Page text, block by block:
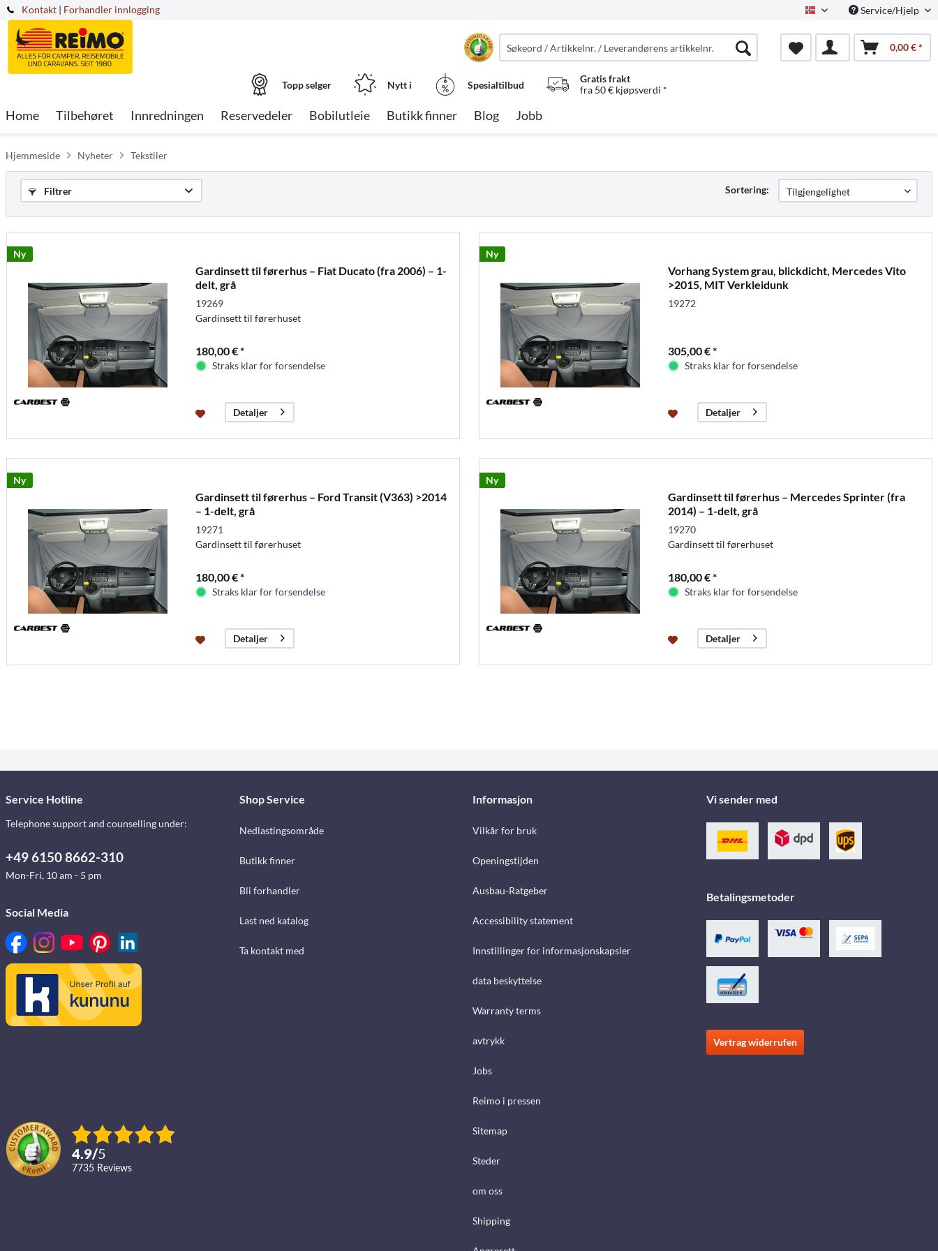
Kontakt NorwegianService/Hjelp
| Forhandler innlogging
0,00 € *
Topp selger Nytt i Spesialtilbud
Gratis frakt
fra 50 € kjøpsverdi *
Home Tilbehøret Innredningen Reservedeler Bobilutleie Butikk finner Blog Jobb
Hjemmeside Nyheter Tekstiler
Filtrer Sortering:
Ny
Gardinsett til førerhus – Fiat Ducato (fra 2006) – 1-
delt, grå
19269
Gardinsett til førerhuset
180,00 € *
Straks klar for forsendelse
Detaljer
Ny
Vorhang System grau, blickdicht, Mercedes Vito
>2015, MIT Verkleidunk
19272
305,00 € *
Straks klar for forsendelse
Detaljer
Ny
Gardinsett til førerhus – Ford Transit (V363) >2014
– 1-delt, grå
19271
Gardinsett til førerhuset
180,00 € *
Straks klar for forsendelse
Detaljer
Ny
Gardinsett til førerhus – Mercedes Sprinter (fra
2014) – 1-delt, grå
19270
Gardinsett til førerhuset
180,00 € *
Straks klar for forsendelse
Detaljer
Service Hotline
Telephone support and counselling under:
+49 6150 8662-310
Mon-Fri, 10 am - 5 pm
Social Media
4.9/5
7735 reviews
Shop Service
Nedlastingsområde
Butikk finner
Bli forhandler
Last ned katalog
Ta kontakt med
Informasjon
Vilkår for bruk
Openingstijden
Ausbau-Ratgeber
Accessibility statement
Innstillinger for informasjonskapsler
data beskyttelse
Warranty terms
avtrykk
Jobs
Reimo i pressen
Sitemap
Steder
om oss
Shipping
Vi sender med
Betalingsmetoder
Vertrag widerrufen